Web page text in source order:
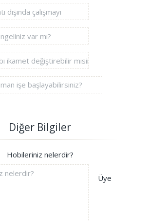
Diğer Bilgiler
Hobileriniz nelerdir?
Üye